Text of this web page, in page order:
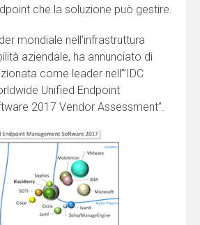
che la soluzione può gestire.
mondiale nell’infrastruttura
aziendale, ha annunciato di
come leader nell’”IDC
Unified Endpoint
2017 Vendor Assessment”.